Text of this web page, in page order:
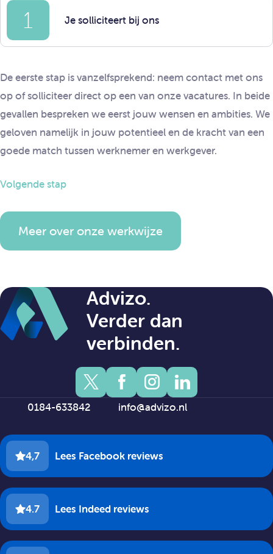
1 Je solliciteert bij ons
De eerste stap is vanzelfsprekend: neem contact met ons
op of solliciteer direct op een van onze vacatures. In beide
gevallen bespreken we eerst jouw wensen en ambities. We
geloven namelijk in jouw potentieel en de kracht van een
goede match tussen werknemer en werkgever.
Volgende stap
Meer over onze werkwijze
Advizo.
Verder dan
verbinden.
0184-633842 info@advizo.nl
4,7 Lees Facebook reviews
4.7 Lees Indeed reviews